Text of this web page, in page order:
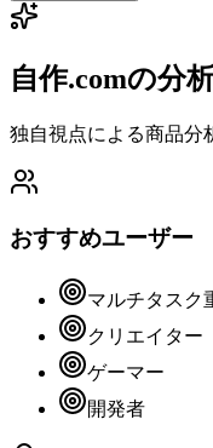
自作.comの分
独自視点による商品分
おすすめユーザー
マルチタスク
クリエイター
ゲーマー
開発者